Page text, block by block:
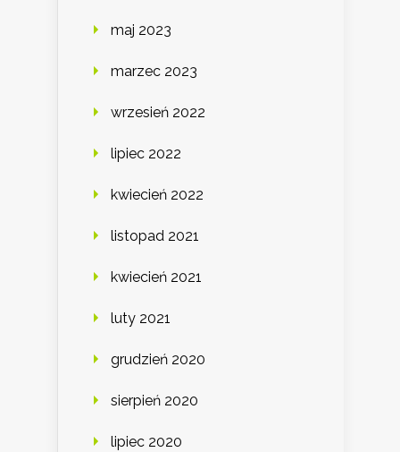
maj 2023
marzec 2023
wrzesień 2022
lipiec 2022
kwiecień 2022
listopad 2021
kwiecień 2021
luty 2021
grudzień 2020
sierpień 2020
lipiec 2020